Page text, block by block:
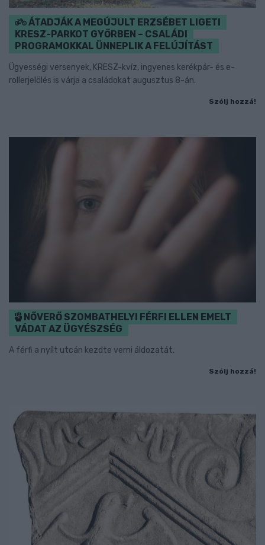
ÁTADJÁK A MEGÚJULT ERZSÉBET LIGETI
KRESZ-PARKOT GYŐRBEN – CSALÁDI
PROGRAMOKKAL ÜNNEPLIK A FELÚJÍTÁST
Ügyességi versenyek, KRESZ-kvíz, ingyenes kerékpár- és e-
rollerjelölés is várja a családokat augusztus 8-án.
Szólj hozzá!
NŐVERŐ SZOMBATHELYI FÉRFI ELLEN EMELT
VÁDAT AZ ÜGYÉSZSÉG
A férfi a nyílt utcán kezdte verni áldozatát.
Szólj hozzá!